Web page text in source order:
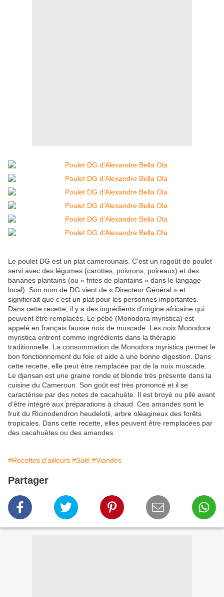
Le poulet DG est un plat camerounais. C'est un ragoût de poulet
servi avec des légumes (carottes, poivrons, poireaux) et des
bananes plantains (ou « frites de plantains » dans le langage
local). Son nom de DG vient de « Directeur Général » et
signifierait que c'est un plat pour les personnes importantes.
Dans cette recette, il y a des ingrédients d’origine africaine qui
peuvent être remplacés. Le pébé (Monodora myristica) est
appelé en français fausse noix de muscade. Les noix Monodora
myristica entrent comme ingrédients dans la thérapie
traditionnelle. La consommation de Monodora myristica permet le
bon fonctionnement du foie et aide à une bonne digestion. Dans
cette recette, elle peut être remplacée par de la noix muscade.
Le djansan est une graine ronde et blonde très présente dans la
cuisine du Cameroun. Son goût est très prononcé et il se
caractérise par des notes de cacahuète. Il est broyé ou pilé avant
d’être intégré aux préparations à chaud. Ces amandes sont le
fruit du Ricinodendron heudelotii, arbre oléagineux des forêts
tropicales. Dans cette recette, elles peuvent être remplacées par
des cacahuètes ou des amandes.
#Recettes d'ailleurs #Salé #Viandes
Partager